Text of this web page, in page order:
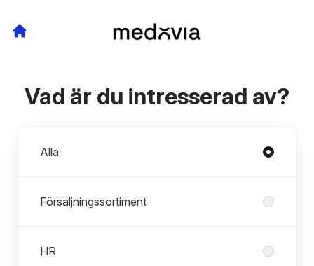
Vad är du intresserad av?
Alla
Försäljningssortiment
HR